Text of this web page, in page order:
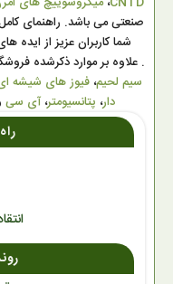
صنعتی می باشد. راهنمای
شما کاربران عزیز از
. علاوه بر موارد ذکرشده
سیم لحیم، فیوز های شیشه
دار، پتانسیومتر،آی سی